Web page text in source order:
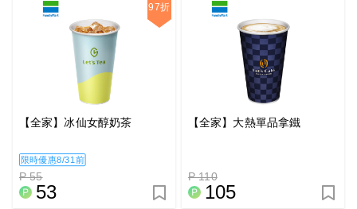
97折
【全家】冰仙女醇奶茶
限時優惠8/31前
P 55
53
【全家】大熱單品拿鐵
P 110
105